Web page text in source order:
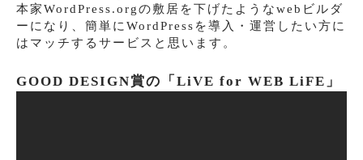
本家WordPress.orgの敷居を下げたようなwebビルダ
ーになり、簡単にWordPressを導入・運営したい方に
はマッチするサービスと思います。
GOOD DESIGN賞の「LiVE for WEB LiFE」